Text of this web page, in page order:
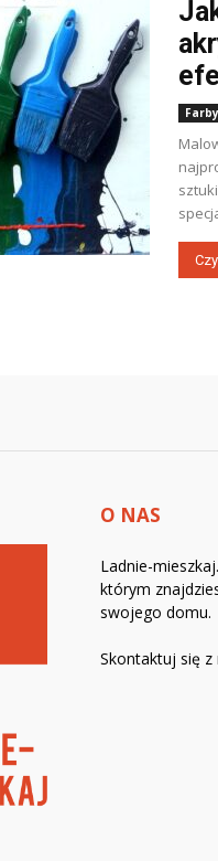
O NAS
Ladnie-
którym
swojego domu.
Skontaktuj się z